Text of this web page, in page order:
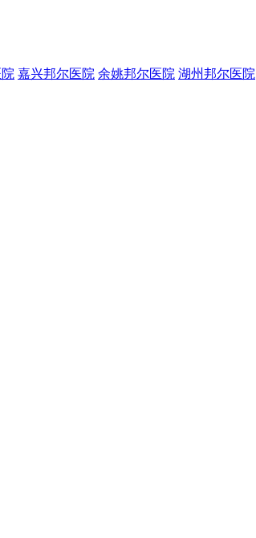
嘉兴邦尔医院 余姚邦尔医院 湖州邦尔医院